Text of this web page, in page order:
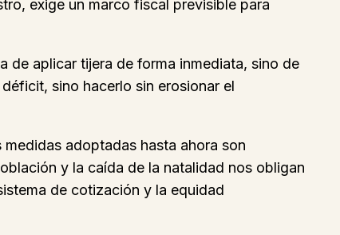
exige un marco fiscal previsible para
de aplicar tijera de forma inmediata, sino de
sino hacerlo sin erosionar el
adoptadas hasta ahora son
y la caída de la natalidad nos obligan
de cotización y la equidad